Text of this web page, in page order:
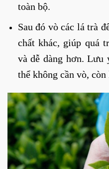
toàn bộ.
Sau đó vò các lá trà
chất khác, giúp quá
và dễ dàng hơn.
thể không cần vò,